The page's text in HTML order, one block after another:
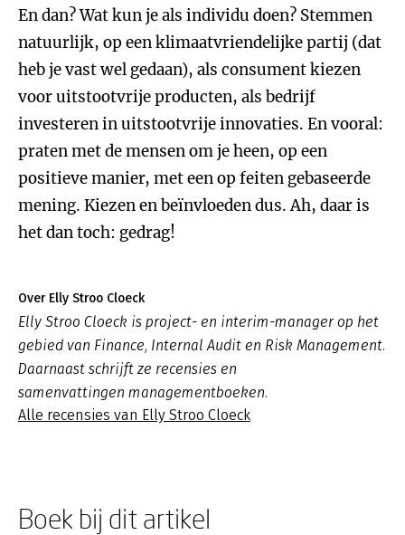
En dan? Wat kun je als individu doen? Stemmen
natuurlijk, op een klimaatvriendelijke partij (dat
heb je vast wel gedaan), als consument kiezen
voor uitstootvrije producten, als bedrijf
investeren in uitstootvrije innovaties. En vooral:
praten met de mensen om je heen, op een
positieve manier, met een op feiten gebaseerde
mening. Kiezen en beïnvloeden dus. Ah, daar is
het dan toch: gedrag!
Over Elly Stroo Cloeck
Elly Stroo Cloeck is project- en interim-manager op het
gebied van Finance, Internal Audit en Risk Management.
Daarnaast schrijft ze recensies en
samenvattingen managementboeken.
Alle recensies van Elly Stroo Cloeck
Boek bij dit artikel